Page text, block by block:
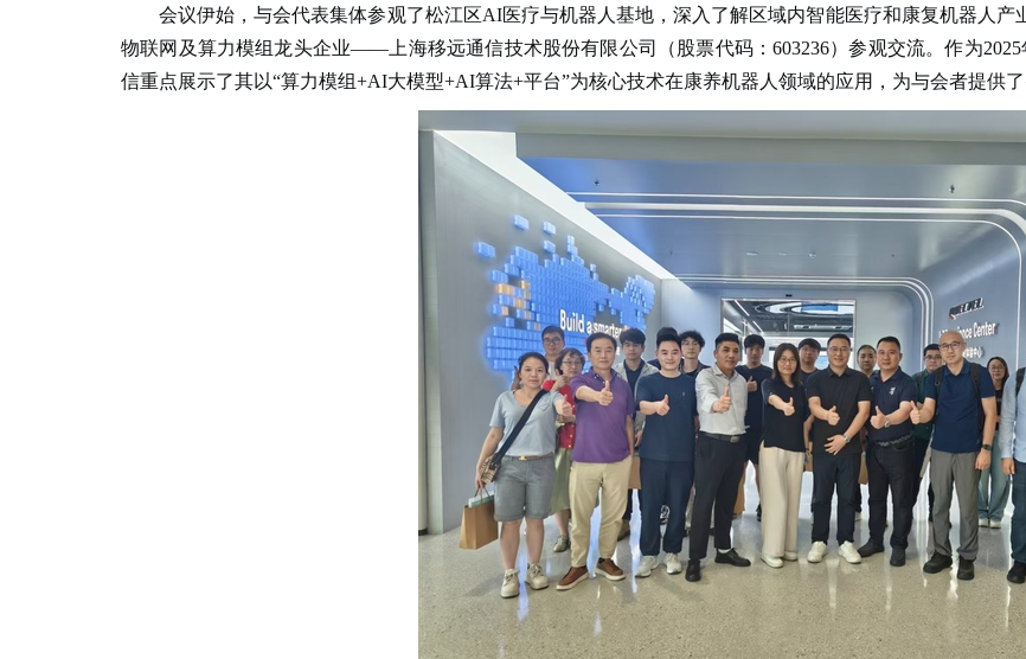
会议伊始，与会代表集体参观了松江区AI医疗与机器人基地，深入了解区域内智能医疗和康复机器人产
物联网及算力模组龙头企业——上海移远通信技术股份有限公司（股票代码：603236）参观交流。作为2025
信重点展示了其以“算力模组+AI大模型+AI算法+平台”为核心技术在康养机器人领域的应用，为与会者提供